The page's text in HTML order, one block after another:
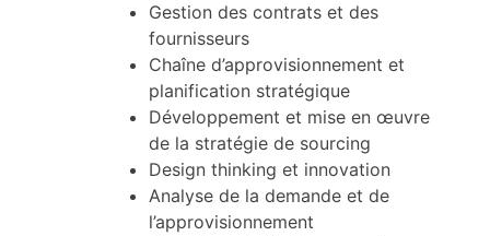
Gestion des contrats et des
fournisseurs
Chaîne d’approvisionnement et
planification stratégique
Développement et mise en œuvre
de la stratégie de sourcing
Design thinking et innovation
Analyse de la demande et de
l’approvisionnement